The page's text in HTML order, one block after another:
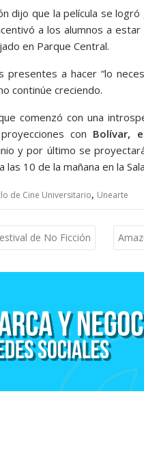
dijo que la película se
a los alumnos a
en Parque Central.
presentes a hacer “lo
continúe creciendo.
comenzó con una
con Bolívar,
y por último se
10 de la mañana en la
de Cine Universitario, Unearte
de No Ficción